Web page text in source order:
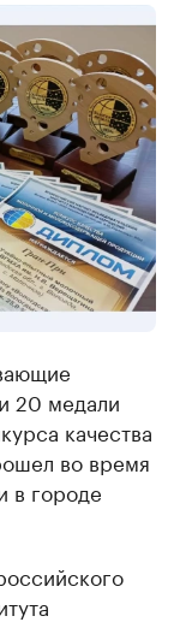
20 медали
качества
во время
в городе